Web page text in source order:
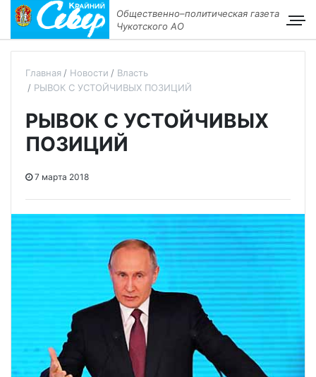
Общественно–политическая газета
Чукотского АО
Главная Новости
Власть
РЫВОК С УСТОЙЧИВЫХ ПОЗИЦИЙ
РЫВОК С УСТОЙЧИВЫХ
ПОЗИЦИЙ
7 марта 2018